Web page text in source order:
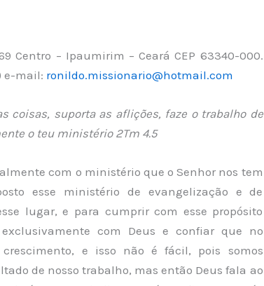
Centro – Ipaumirim – Ceará CEP 63340-000.
e-mail: ronildo.missionario@hotmail.com
coisas, suporta as aflições, faze o trabalho de
o teu ministério 2Tm 4.5
com o ministério que o Senhor nos tem
esse ministério de evangelização e de
lugar, e para cumprir com esse propósito
com Deus e confiar que no
e isso não é fácil, pois somos
de nosso trabalho, mas então Deus fala ao